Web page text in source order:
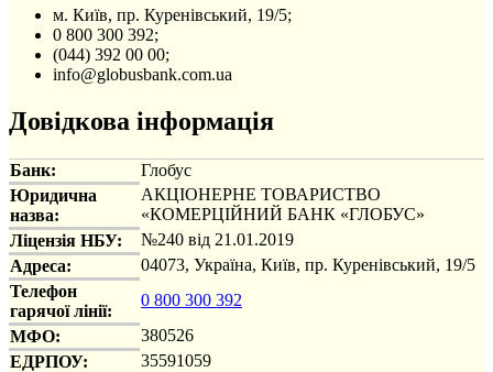
м. Київ, пр. Куренівський, 19/5;
0 800 300 392;
(044) 392 00 00;
info@globusbank.com.ua
Довідкова інформація
Банк:
Глобус
Юридична
назва:
АКЦІОНЕРНЕ ТОВАРИСТВО
«КОМЕРЦІЙНИЙ БАНК «ГЛОБУС»
Ліцензія НБУ:
№240 від 21.01.2019
Адреса:
04073, Україна, Київ, пр. Куренівський, 19/5
Телефон
гарячої лінії:
0 800 300 392
МФО:
380526
ЕДРПОУ:
35591059